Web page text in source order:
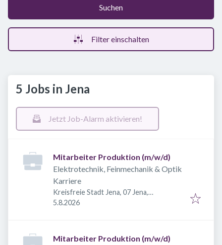
Suchen
Filter einschalten
5 Jobs in Jena
Jetzt Job-Alarm aktivieren!
Mitarbeiter Produktion (m/w/d)
Elektrotechnik, Feinmechanik & Optik
Karriere
Kreisfreie Stadt Jena, 07 Jena,
Deutschland
Veröffentlicht
5.8.2026
Mitarbeiter Produktion (m/w/d)